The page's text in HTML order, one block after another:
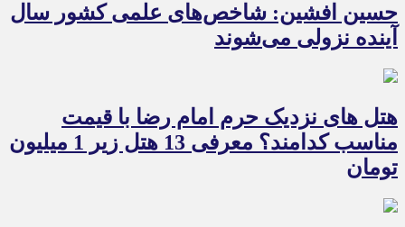
حسین افشین: شاخص‌های علمی کشور سال
آینده نزولی می‌شوند
هتل های نزدیک حرم امام رضا با قیمت
مناسب کدامند؟ معرفی 13 هتل زیر 1 میلیون
تومان